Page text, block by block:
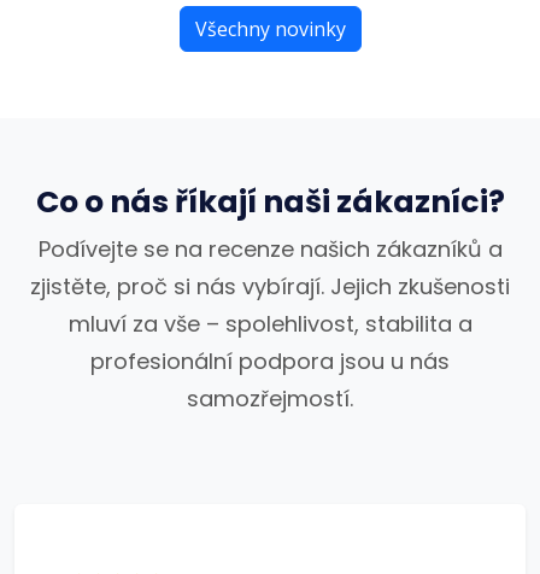
Všechny novinky
Co o nás říkají naši zákazníci?
Podívejte se na recenze našich zákazníků a
zjistěte, proč si nás vybírají. Jejich zkušenosti
mluví za vše – spolehlivost, stabilita a
profesionální podpora jsou u nás
samozřejmostí.